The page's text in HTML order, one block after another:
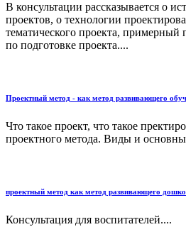
В консультации рассказывается о
проектов, о технологии
тематического проекта, примерный
по подготовке проекта....
Проектный метод - как метод развивающего
Что такое проект, что такое
проектного метода. Виды и
проектный метод как метод развивающего
Консультация для воспитателей....